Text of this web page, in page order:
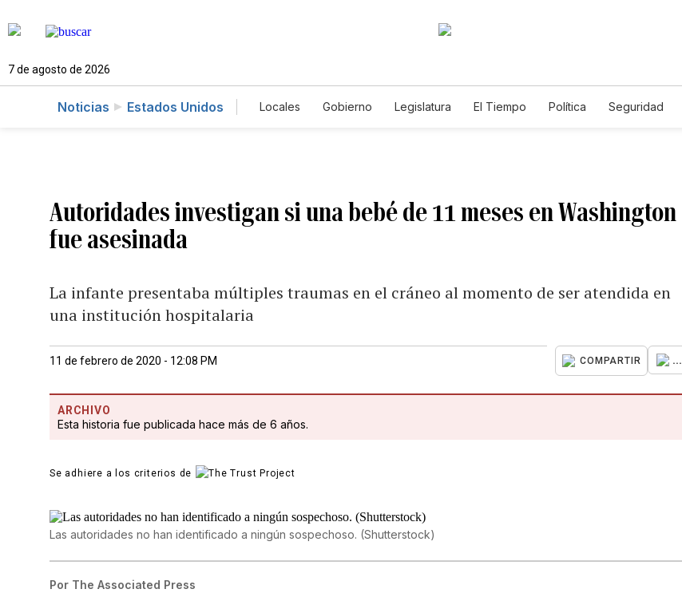
7 de agosto de 2026
Noticias Estados Unidos Locales Gobierno Legislatura El Tiempo Política Seguridad
Autoridades investigan si una bebé de 11 meses en Washington
fue asesinada
La infante presentaba múltiples traumas en el cráneo al momento de ser atendida en
una institución hospitalaria
11 de febrero de 2020 - 12:08 PM COMPARTIR ...
ARCHIVO
Esta historia fue publicada hace más de 6 años.
Se adhiere a los criterios de
Las autoridades no han identificado a ningún sospechoso. (Shutterstock)
Por The Associated Press